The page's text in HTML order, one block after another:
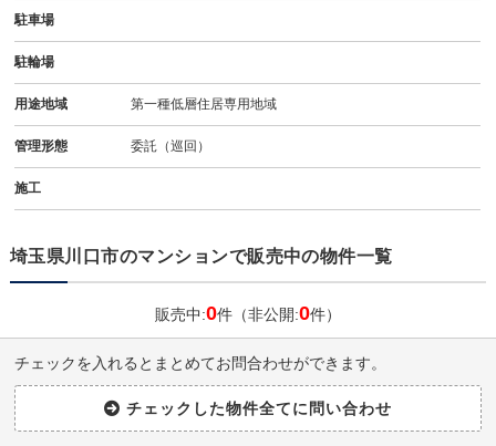
駐車場
駐輪場
用途地域 第一種低層住居専用地域
管理形態 委託（巡回）
施工
埼玉県川口市のマンションで販売中の物件一覧
販売中:0件（非公開:0件）
チェックを入れるとまとめてお問合わせができます。